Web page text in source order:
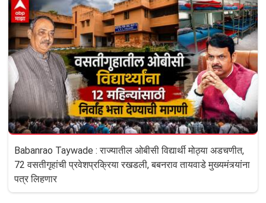
Babanrao Taywade : राज्यातील ओबीसी विद्यार्थी मोठ्या अडचणीत,
72 वसतीगृहांची प्रवेशप्रक्रिया रखडली, बबनराव तायवाडे मुख्यमंत्र्यांना
पत्र लिहणार